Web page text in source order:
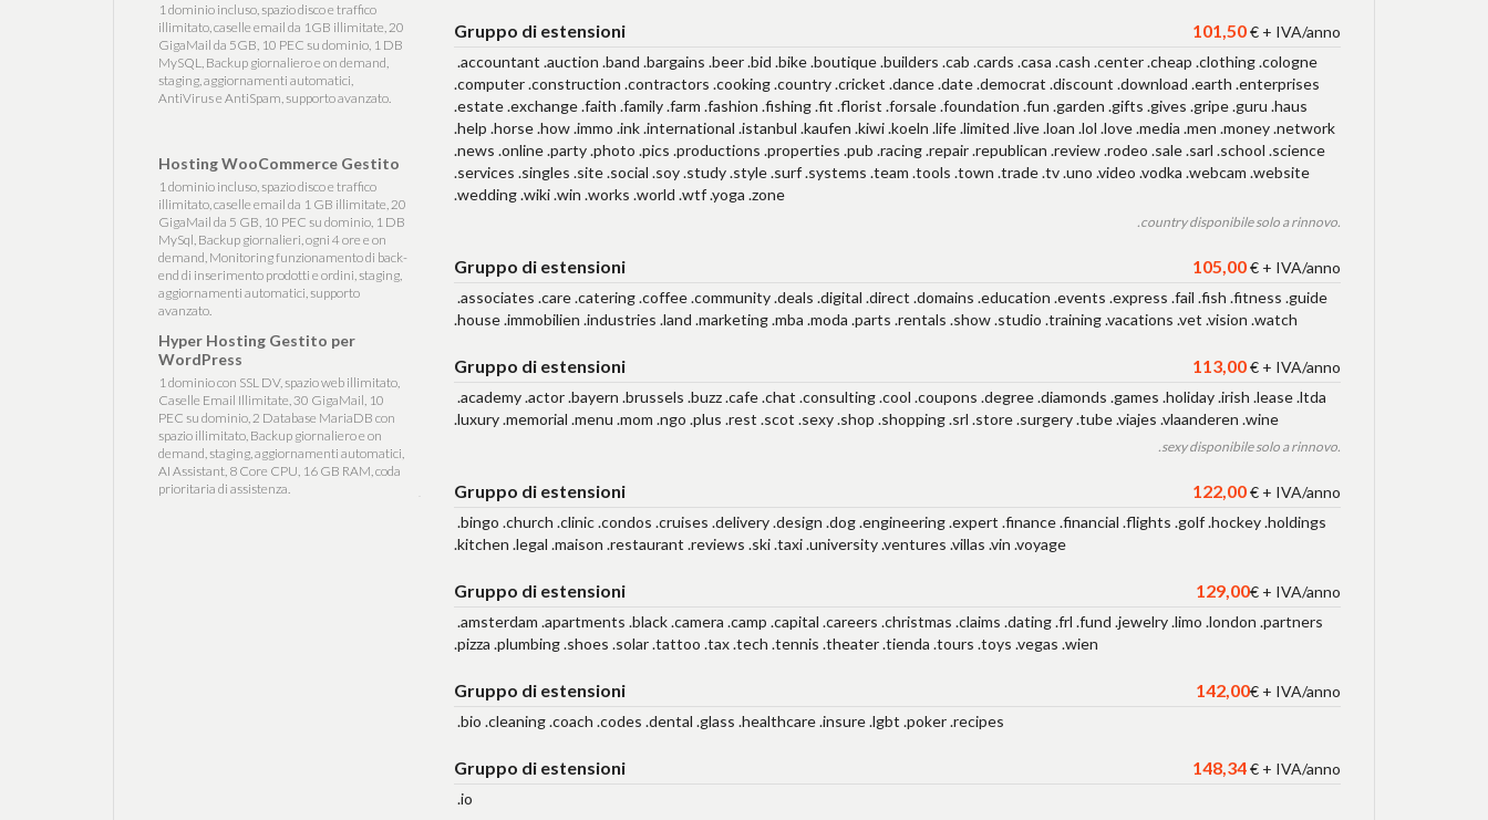
1 dominio incluso, spazio disco e traffico
illimitato, caselle email da 1GB illimitate, 20
GigaMail da 5GB, 10 PEC su dominio, 1 DB
MySQL, Backup giornaliero e on demand,
staging, aggiornamenti automatici,
AntiVirus e AntiSpam, supporto avanzato.
Hosting WooCommerce Gestito
1 dominio incluso, spazio disco e traffico
illimitato, caselle email da 1 GB illimitate, 20
GigaMail da 5 GB, 10 PEC su dominio, 1 DB
MySql, Backup giornalieri, ogni 4 ore e on
demand, Monitoring funzionamento di back-
end di inserimento prodotti e ordini, staging,
aggiornamenti automatici, supporto
avanzato.
Hyper Hosting Gestito per
WordPress
1 dominio con SSL DV, spazio web illimitato,
Caselle Email Illimitate, 30 GigaMail, 10
PEC su dominio, 2 Database MariaDB con
spazio illimitato, Backup giornaliero e on
demand, staging, aggiornamenti automatici,
AI Assistant, 8 Core CPU, 16 GB RAM, coda
prioritaria di assistenza.
Gruppo di estensioni 101,50€ + IVA/anno
.accountant .auction .band .bargains .beer .bid .bike .boutique .builders .cab .cards .casa .cash .center .cheap .clothing .cologne
.computer .construction .contractors .cooking .country .cricket .dance .date .democrat .discount .download .earth .enterprises
.estate .exchange .faith .family .farm .fashion .fishing .fit .florist .forsale .foundation .fun .garden .gifts .gives .gripe .guru .haus
.help .horse .how .immo .ink .international .istanbul .kaufen .kiwi .koeln .life .limited .live .loan .lol .love .media .men .money .network
.news .online .party .photo .pics .productions .properties .pub .racing .repair .republican .review .rodeo .sale .sarl .school .science
.services .singles .site .social .soy .study .style .surf .systems .team .tools .town .trade .tv .uno .video .vodka .webcam .website
.wedding .wiki .win .works .world .wtf .yoga .zone
.country disponibile solo a rinnovo.
Gruppo di estensioni 105,00€ + IVA/anno
.associates .care .catering .coffee .community .deals .digital .direct .domains .education .events .express .fail .fish .fitness .guide
.house .immobilien .industries .land .marketing .mba .moda .parts .rentals .show .studio .training .vacations .vet .vision .watch
Gruppo di estensioni 113,00€ + IVA/anno
.academy .actor .bayern .brussels .buzz .cafe .chat .consulting .cool .coupons .degree .diamonds .games .holiday .irish .lease .ltda
.luxury .memorial .menu .mom .ngo .plus .rest .scot .sexy .shop .shopping .srl .store .surgery .tube .viajes .vlaanderen .wine
.sexy disponibile solo a rinnovo.
Gruppo di estensioni 122,00€ + IVA/anno
.bingo .church .clinic .condos .cruises .delivery .design .dog .engineering .expert .finance .financial .flights .golf .hockey .holdings
.kitchen .legal .maison .restaurant .reviews .ski .taxi .university .ventures .villas .vin .voyage
Gruppo di estensioni 129,00€ + IVA/anno
.amsterdam .apartments .black .camera .camp .capital .careers .christmas .claims .dating .frl .fund .jewelry .limo .london .partners
.pizza .plumbing .shoes .solar .tattoo .tax .tech .tennis .theater .tienda .tours .toys .vegas .wien
Gruppo di estensioni 142,00€ + IVA/anno
.bio .cleaning .coach .codes .dental .glass .healthcare .insure .lgbt .poker .recipes
Gruppo di estensioni 148,34€ + IVA/anno
.io